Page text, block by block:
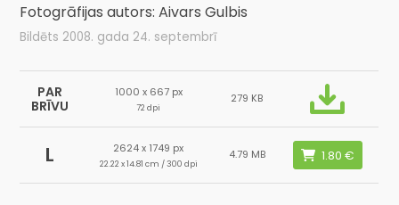
Fotogrāfijas autors: Aivars Gulbis
Bildēts 2008. gada 24. septembrī
PAR
BRĪVU
1000 x 667 px
72 dpi
279 KB
L 2624 x 1749 px
22.22 x 14.81 cm / 300 dpi
4.79 MB